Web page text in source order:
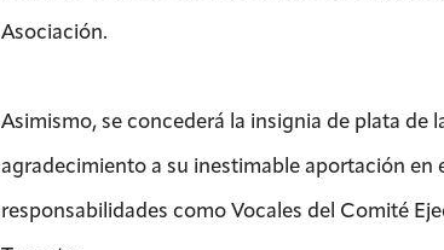
Asociación.
Asimismo, se concederá la insignia de plata de
agradecimiento a su inestimable aportación en
responsabilidades como Vocales del Comité